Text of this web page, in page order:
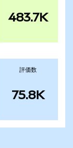
483.7K
評価数
75.8K